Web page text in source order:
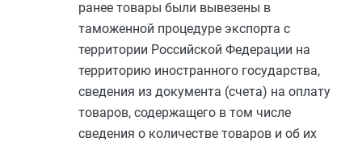
ранее товары были вывезены в
таможенной процедуре экспорта с
территории Российской Федерации на
территорию иностранного государства,
сведения из документа (счета) на оплату
товаров, содержащего в том числе
сведения о количестве товаров и об их